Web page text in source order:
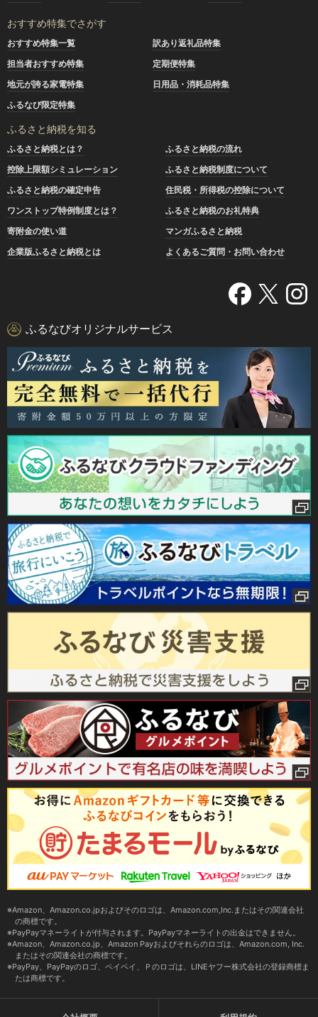
おすすめ特集でさがす
おすすめ特集一覧
訳あり返礼品特集
担当者おすすめ特集
定期便特集
地元が誇る家電特集
日用品・消耗品特集
ふるなび限定特集
ふるさと納税を知る
ふるさと納税とは？
ふるさと納税の流れ
控除上限額シミュレーション
ふるさと納税制度について
ふるさと納税の確定申告
住民税・所得税の控除について
ワンストップ特例制度とは？
ふるさと納税のお礼特典
寄附金の使い道
マンガふるさと納税
企業版ふるさと納税とは
よくあるご質問・お問い合わせ
ふるなびオリジナルサービス
Amazon、Amazon.co.jpおよびそのロゴは、Amazon.com,Inc.またはその関連会社
の商標です。
PayPayマネーライトが付与されます。PayPayマネーライトの出金はできません。
Amazon、Amazon.co.jp、Amazon Payおよびそれらのロゴは、Amazon.com, Inc.
またはその関連会社の商標です。
PayPay、PayPayのロゴ、ペイペイ、Ｐのロゴは、LINEヤフー株式会社の登録商標ま
たは商標です。